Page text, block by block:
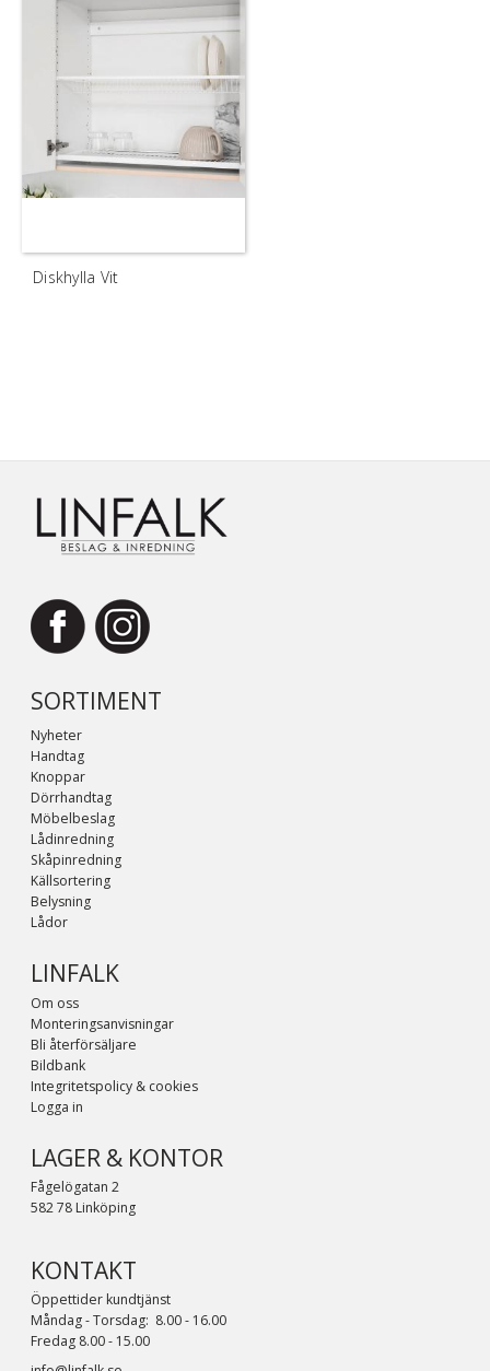
Diskhylla Vit
SORTIMENT
Nyheter
Handtag
Knoppar
Dörrhandtag
Möbelbeslag
Lådinredning
Skåpinredning
Källsortering
Belysning
Lådor
LINFALK
Om oss
Monteringsanvisningar
Bli återförsäljare
Bildbank
Integritetspolicy & cookies
Logga in
LAGER & KONTOR
Fågelögatan 2
582 78 Linköping
KONTAKT
Öppettider kundtjänst
Måndag - Torsdag: 8.00 - 16.00
Fredag 8.00 - 15.00